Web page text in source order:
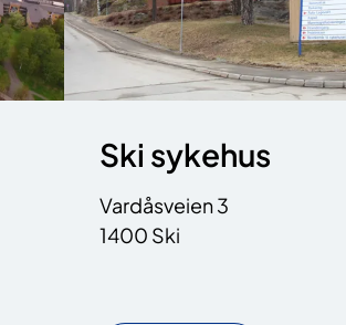
Ski sykehus
Vardåsveien 3
1400 Ski